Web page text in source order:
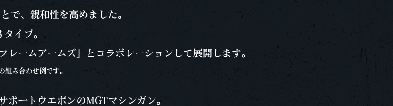
で、親和性を高めました。
イプ。
レームアームズ」とコラボレーションして展開します。
み合わせ例です。
ポートウエポンのMGTマシンガン。